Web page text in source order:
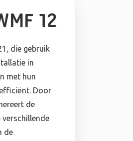
12
die gebruik
in
met hun
Door
de
verschillende
de